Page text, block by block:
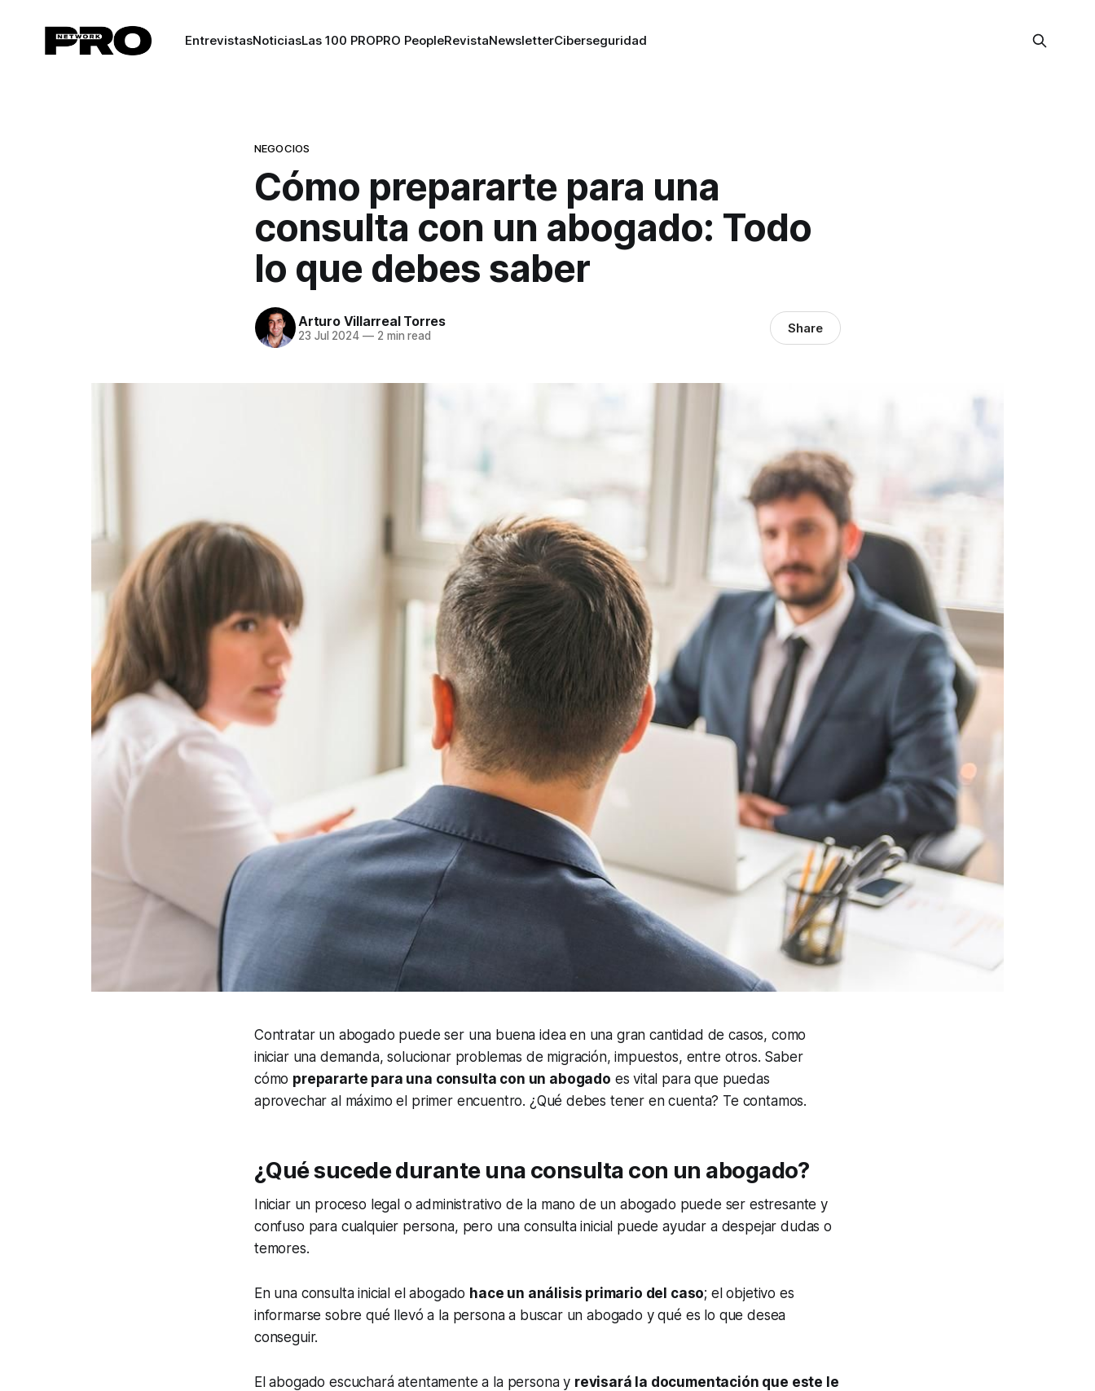
EntrevistasNoticiasLas 100 PROPRO PeopleRevistaNewsletterCiberseguridad
NEGOCIOS
Cómo prepararte para una
consulta con un abogado: Todo
lo que debes saber
Arturo Villarreal Torres
23 Jul 2024 —2 min read Share
Contratar un abogado puede ser una buena idea en una gran cantidad de casos, como
iniciar una demanda, solucionar problemas de migración, impuestos, entre otros. Saber
cómo prepararte para una consulta con un abogado es vital para que puedas
aprovechar al máximo el primer encuentro. ¿Qué debes tener en cuenta? Te contamos.
¿Qué sucede durante una consulta con un abogado?
Iniciar un proceso legal o administrativo de la mano de un abogado puede ser estresante y
confuso para cualquier persona, pero una consulta inicial puede ayudar a despejar dudas o
temores.
En una consulta inicial el abogado hace un análisis primario del caso; el objetivo es
informarse sobre qué llevó a la persona a buscar un abogado y qué es lo que desea
conseguir.
El abogado escuchará atentamente a la persona y revisará la documentación que este le